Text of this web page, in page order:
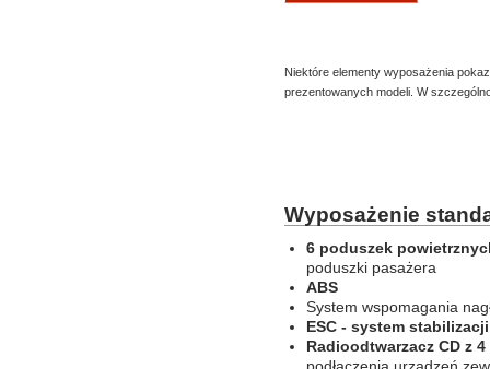
Niektóre elementy wyposażenia
prezentowanych modeli. W
Wyposażenie
6 poduszek
poduszki pasażera
ABS
System wspomagania
ESC - system
Radioodtwarzacz CD z